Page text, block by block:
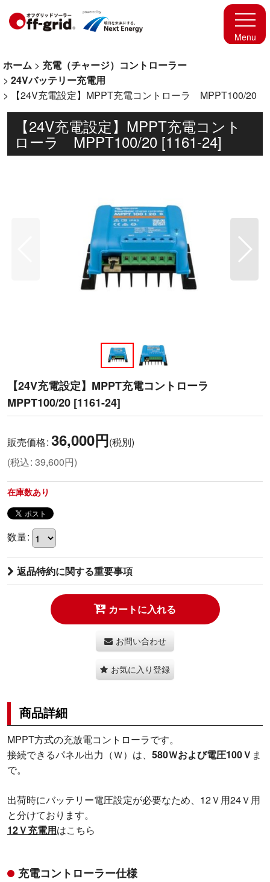
ホーム > 充電（チャージ）コントローラー
> 24Vバッテリー充電用
>
【24V充電設定】MPPT充電コントローラ MPPT100/20
【24V充電設定】MPPT充電コント
ローラ MPPT100/20 [1161-24]
【24V充電設定】MPPT充電コントローラ
MPPT100/20 [1161-24]
販売価格: 36,000円(税別)
(税込: 39,600円)
在庫数あり
数量:
返品特約に関する重要事項
カートに入れる
お問い合わせ
お気に入り登録
商品詳細
MPPT方式の充放電コントローラです。
接続できるパネル出力（Ｗ）は、 580Ｗおよび電圧100Ｖ ま
で。
出荷時にバッテリー電圧設定が必要なため、12Ｖ用24Ｖ用
と分けております。
12Ｖ充電用はこちら
充電コントローラー仕様